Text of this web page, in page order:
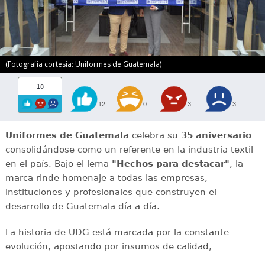
(Fotografía cortesía: Uniformes de Guatemala)
18
12 0 3 3
Uniformes de Guatemala celebra su 35 aniversario
consolidándose como un referente en la industria textil
en el país. Bajo el lema "Hechos para destacar", la
marca rinde homenaje a todas las empresas,
instituciones y profesionales que construyen el
desarrollo de Guatemala día a día.
La historia de UDG está marcada por la constante
evolución, apostando por insumos de calidad,